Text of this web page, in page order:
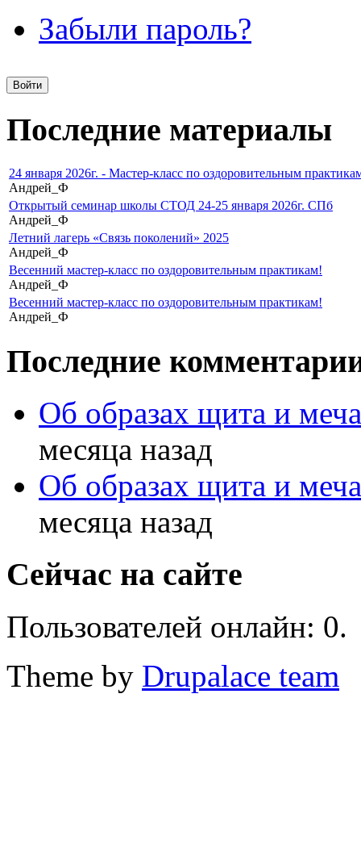
Забыли пароль?
Последние материалы
24 января 2026г. - Мастер-класс по оздоровительным
Андрей_Ф
Открытый семинар школы СТОД 24-25 января 2026г. СПб
Андрей_Ф
Летний лагерь «Связь поколений» 2025
Андрей_Ф
Весенний мастер-класс по оздоровительным практикам!
Андрей_Ф
Весенний мастер-класс по оздоровительным практикам!
Андрей_Ф
Последние
Об образах щита и
месяца назад
Об образах щита и
месяца назад
Сейчас на сайте
Пользователей онлайн: 0.
Theme by Drupalace team